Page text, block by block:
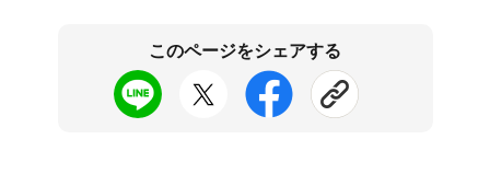
このページをシェアする